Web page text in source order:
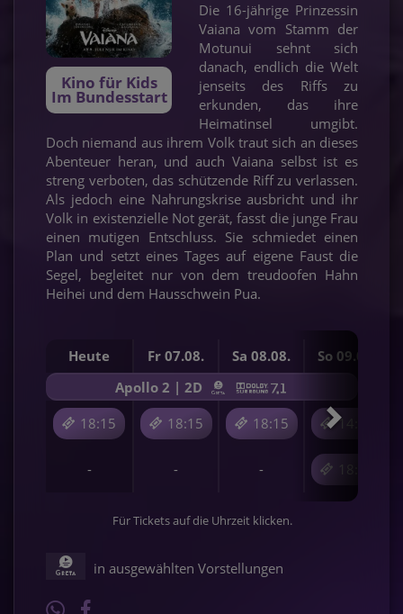
Kino für Kids
Im Bundesstart
Die 16-jährige Prinzessin
Vaiana vom Stamm der
Motunui sehnt sich
danach, endlich die Welt
jenseits des Riffs zu
erkunden, das ihre
Heimatinsel umgibt.
Doch niemand aus ihrem Volk traut sich an dieses
Abenteuer heran, und auch Vaiana selbst ist es
streng verboten, das schützende Riff zu verlassen.
Als jedoch eine Nahrungskrise ausbricht und ihr
Volk in existenzielle Not gerät, fasst die junge Frau
einen mutigen Entschluss. Sie schmiedet einen
Plan und setzt eines Tages auf eigene Faust die
Segel, begleitet nur von dem treudoofen Hahn
Heihei und dem Hausschwein Pua.
Heute Fr 07.08. Sa 08.08. So 09.08.
18:15 18:15 18:15 14:00
- - - 18:15
Apollo 2 | 2D
Für Tickets auf die Uhrzeit klicken.
in ausgewählten Vorstellungen